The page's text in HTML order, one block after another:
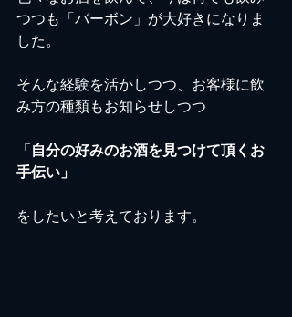
つつも「バーボン」が大好きになりま
した。
そんな経験を活かしつつ、お客様に飲
み方の種類もお知らせしつつ
「自分の好みのお酒を見つけて頂くお
手伝い」
をしたいと考えております。